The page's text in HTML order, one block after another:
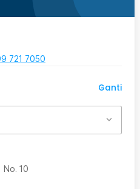
721 7050
Ganti
No. 10